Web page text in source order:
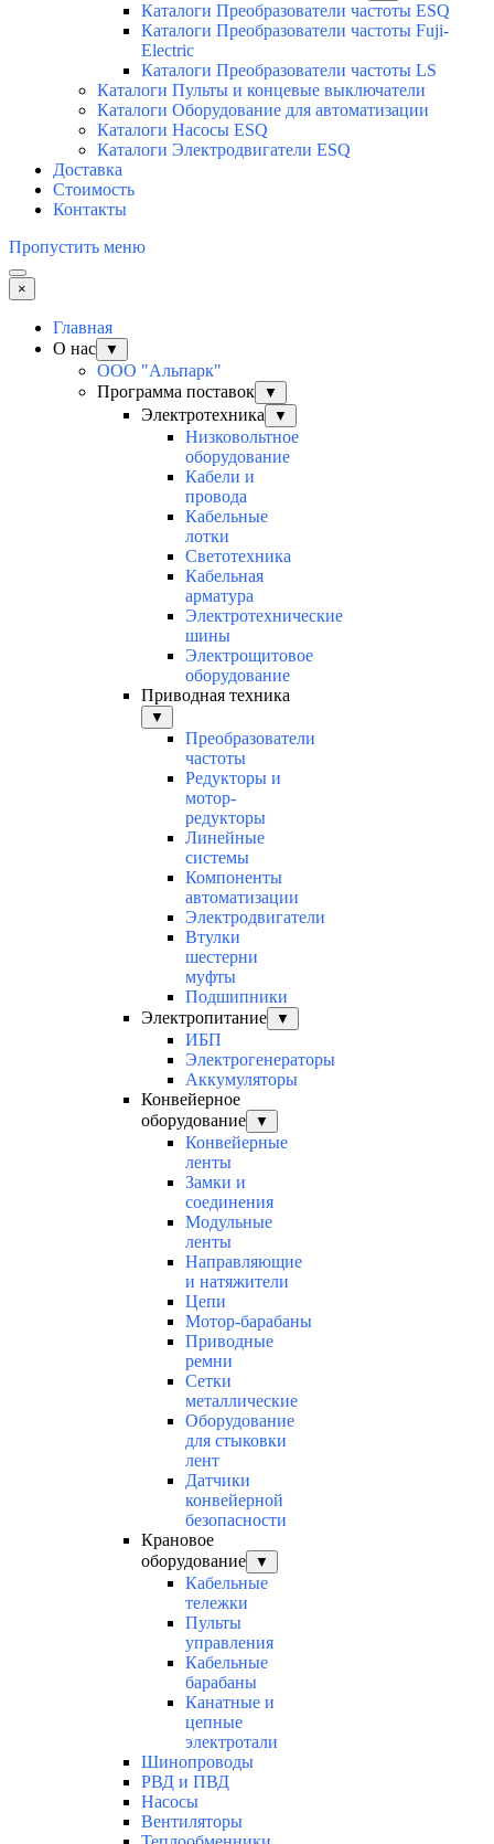
Каталоги Преобразователи частоты ESQ
Каталоги Преобразователи частоты Fuji-
Electric
Каталоги Преобразователи частоты LS
Каталоги Пульты и концевые выключатели
Каталоги Оборудование для автоматизации
Каталоги Насосы ESQ
Каталоги Электродвигатели ESQ
Доставка
Стоимость
Контакты
Пропустить меню
×
Главная
О нас
▼
ООО "Альпарк"
Программа поставок
▼
Электротехника ▼
Низковольтное
оборудование
Кабели и
провода
Кабельные
лотки
Светотехника
Кабельная
арматура
Электротехнические
шины
Электрощитовое
оборудование
Приводная техника
▼
Преобразователи
частоты
Редукторы и
мотор-
редукторы
Линейные
системы
Компоненты
автоматизации
Электродвигатели
Втулки
шестерни
муфты
Подшипники
Электропитание
▼
ИБП
Электрогенераторы
Аккумуляторы
Конвейерное
оборудование
▼
Конвейерные
ленты
Замки и
соединения
Модульные
ленты
Направляющие
и натяжители
Цепи
Мотор-барабаны
Приводные
ремни
Сетки
металлические
Оборудование
для стыковки
лент
Датчики
конвейерной
безопасности
Крановое
оборудование
▼
Кабельные
тележки
Пульты
управления
Кабельные
барабаны
Канатные и
цепные
электротали
Шинопроводы
РВД и ПВД
Насосы
Вентиляторы